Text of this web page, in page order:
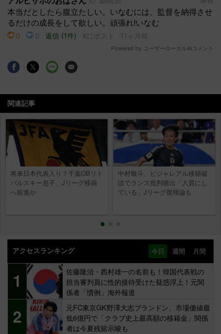
関連記事
将来日本代表入り？千葉OBリト
バルスキー息子、Jリーグ移籍
へ前進か
中村敬斗、ビジャレアル移籍破
談でランス批判噴出「人質にし
ている」Jリーグ復帰論も
アクセスランキング 今日 週間 月間
1
佐藤隆治・西村雄一の名前も！韓国代表戦の
担当審判員に性的接待受けた疑惑浮上！元関
係者「慣例」海外報道
2
元FC東京GK野澤大志ブランドン、市場価値最
低6億円で「クラブ史上最高額の移籍金」関係
者は今夏残留示唆も